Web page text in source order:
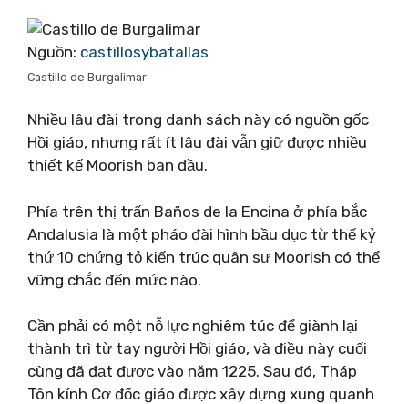
Nguồn: castillosybatallas
Castillo de Burgalimar
Nhiều lâu đài trong danh sách này có nguồn gốc
Hồi giáo, nhưng rất ít lâu đài vẫn giữ được nhiều
thiết kế Moorish ban đầu.
Phía trên thị trấn Baños de la Encina ở phía bắc
Andalusia là một pháo đài hình bầu dục từ thế kỷ
thứ 10 chứng tỏ kiến ​​trúc quân sự Moorish có thể
vững chắc đến mức nào.
Cần phải có một nỗ lực nghiêm túc để giành lại
thành trì từ tay người Hồi giáo, và điều này cuối
cùng đã đạt được vào năm 1225. Sau đó, Tháp
Tôn kính Cơ đốc giáo được xây dựng xung quanh